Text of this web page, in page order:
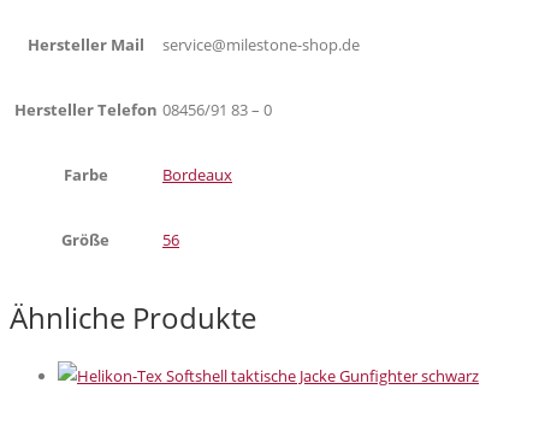
Hersteller Mail service@milestone-shop.de
Hersteller Telefon 08456/91 83 – 0
Farbe Bordeaux
Größe 56
Ähnliche Produkte